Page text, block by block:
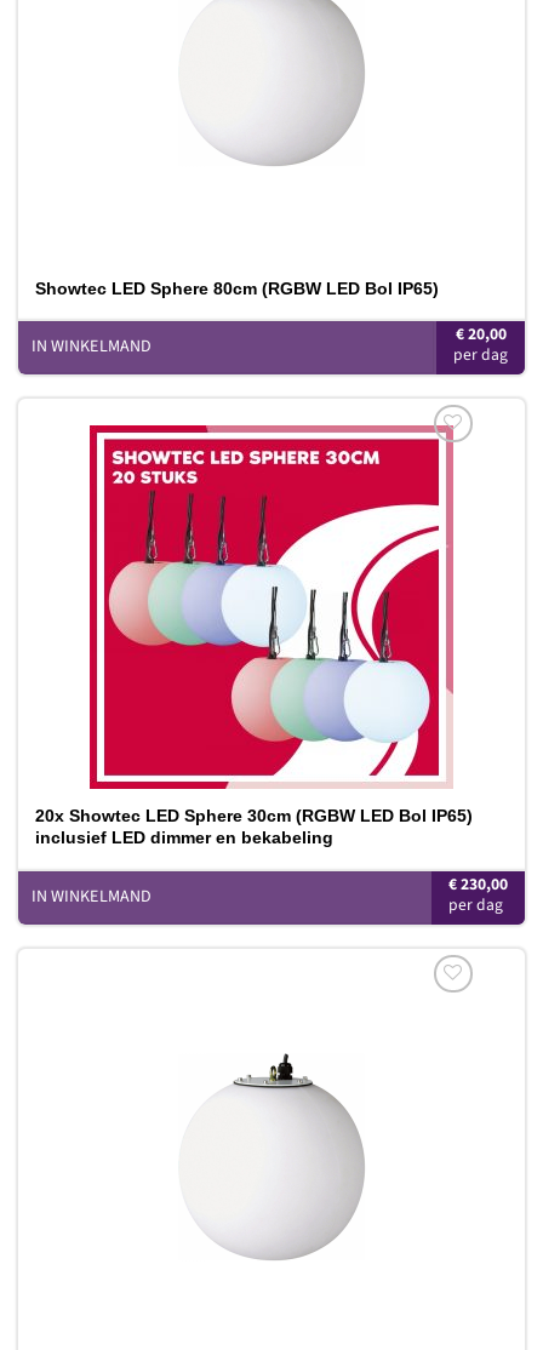
Showtec LED Sphere 80cm (RGBW LED Bol IP65)
€20,00
IN WINKELMAND
Toevoegen
verlanglijst
20x Showtec LED Sphere 30cm (RGBW LED Bol IP65)
inclusief LED dimmer en bekabeling
€230,00
IN WINKELMAND